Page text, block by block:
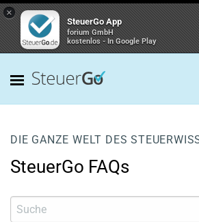
×
SteuerGo App
forium GmbH
kostenlos - In Google Play
DIE GANZE WELT DES
SteuerGo FAQs